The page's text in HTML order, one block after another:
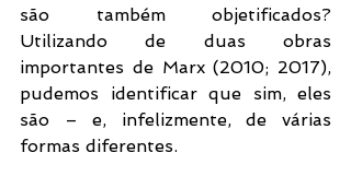
são também objetificados?
Utilizando de duas obras
importantes de Marx (2010; 2017),
pudemos identificar que sim, eles
são – e, infelizmente, de várias
formas diferentes.